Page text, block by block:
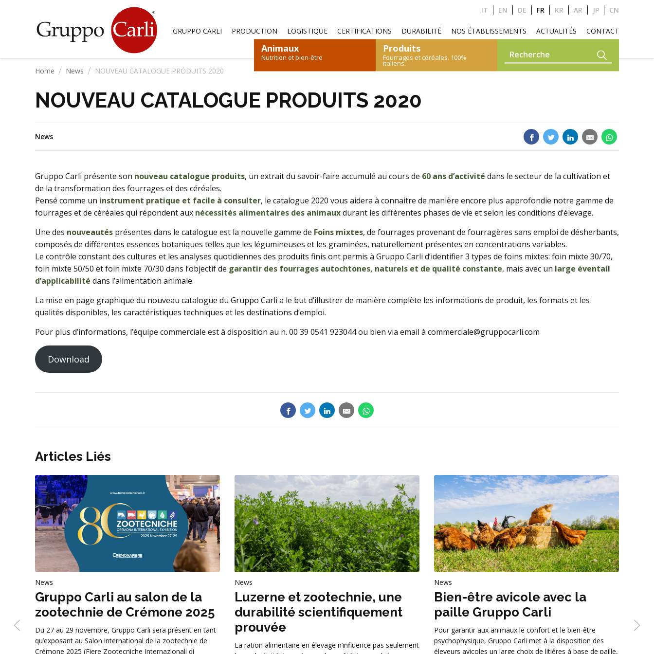
IT EN DE FR KR AR JP CN
GRUPPO CARLI PRODUCTION LOGISTIQUE CERTIFICATIONS DURABILITÉ NOS ÉTABLISSEMENTS ACTUALITÉS CONTACT
Animaux
Nutrition et bien-être
Produits
Fourrages et céréales. 100%
italiens.
Animaux
Produits
T—info@gruppocarli.com—
Home / News / NOUVEAU CATALOGUE PRODUITS 2020
NOUVEAU CATALOGUE PRODUITS 2020
News
Gruppo Carli présente son nouveau catalogue produits, un extrait du savoir-faire accumulé au cours de 60 ans d’activité dans le secteur de la cultivation et
de la transformation des fourrages et des céréales.
Pensé comme un instrument pratique et facile à consulter, le catalogue 2020 vous aidera à connaitre de manière encore plus approfondie notre gamme de
fourrages et de céréales qui répondent aux nécessités alimentaires des animauxdurant les différentes phases de vie et selon les conditions d’élevage.
Une des nouveautés présentes dans le catalogue est la nouvelle gamme de Foins mixtes, de fourrages provenant de fourragères sans emploi de désherbants,
composés de différentes essences botaniques telles que les légumineuses et les graminées, naturellement présentes en concentrations variables.
Le contrôle constant des cultures et les analyses quotidiennes des produits finis ont permis à Gruppo Carli d’identifier 3 types de foins mixtes: foin mixte 30/70,
foin mixte 50/50 et foin mixte 70/30 dans l’objectif de garantir des fourrages autochtones, naturels et de qualité constante, mais avec un large éventail
d’applicabilité dans l’alimentation animale.
La mise en page graphique du nouveau catalogue du Gruppo Carli a le but d’illustrer de manière complète les informations de produit, les formats et les
qualités disponibles, les caractéristiques techniques et les destinations d’emploi.
Pour plus d’informations, l’équipe commerciale est à disposition au n. 00 39 0541 923044 ou bien via email à commerciale@gruppocarli.com
Download
Articles Liés
News
Gruppo Carli au salon de la
zootechnie de Crémone 2025
Du 27 au 29 novembre, Gruppo Carli sera présent en tant
qu’exposant au Salon international de la zootechnie de
Crémone 2025 (Fiere Zootecniche Internazionali di
News
Luzerne et zootechnie, une
durabilité scientifiquement
prouvée
La ration alimentaire en élevage n’influence pas seulement
News
Bien-être avicole avec la
paille Gruppo Carli
Pour garantir aux animaux le confort et le bien-être
psychophysique, Gruppo Carli met à la disposition des
éleveurs avicoles un large choix de litières à base de paille,
la